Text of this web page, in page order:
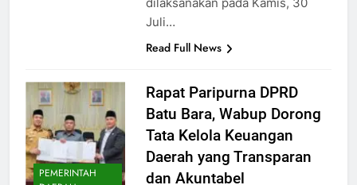
Juli…
Read Full News
PEMERINTAH
Rapat Paripurna DPRD
Batu Bara, Wabup Dorong
Tata Kelola Keuangan
Daerah yang Transparan
dan Akuntabel